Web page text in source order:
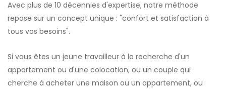
Avec plus de 10 décennies d'expertise, notre méthode
repose sur un concept unique : "confort et satisfaction à
tous vos besoins".
Si vous êtes un jeune travailleur à la recherche d'un
appartement ou d'une colocation, ou un couple qui
cherche à acheter une maison ou un appartement, ou